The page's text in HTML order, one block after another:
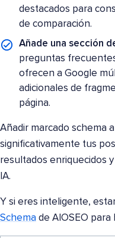
destacados para
de comparación.
Añade una sección
preguntas
ofrecen a Google
adicionales de
página.
Añadir marcado schema
significativamente tus
resultados enriquecidos
IA.
Y si eres inteligente,
Schema de AIOSEO